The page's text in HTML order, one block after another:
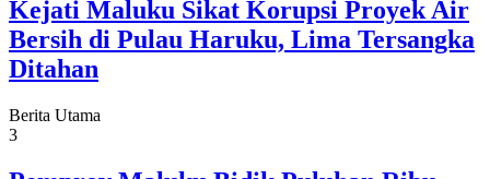
Kejati Maluku Sikat Korupsi Proyek Air
Bersih di Pulau Haruku, Lima Tersangka
Ditahan
Berita Utama
3